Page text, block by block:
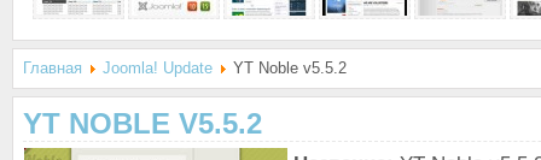
Главная Joomla! Update YT Noble v5.5.2
YT NOBLE V5.5.2